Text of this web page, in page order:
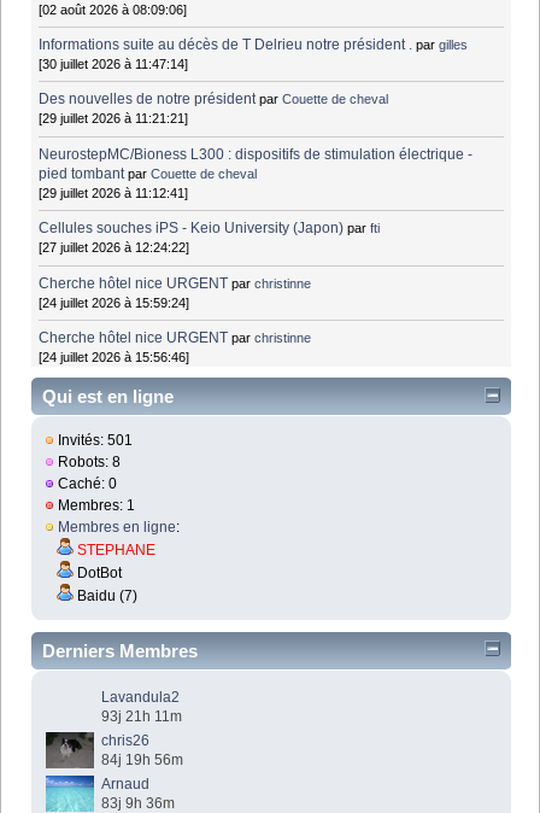
[02 août 2026 à 08:09:06]
Informations suite au décès de T Delrieu notre président . pargilles
[30 juillet 2026 à 11:47:14]
Des nouvelles de notre président parCouette de cheval
[29 juillet 2026 à 11:21:21]
NeurostepMC/Bioness L300 : dispositifs de stimulation électrique -
pied tombant parCouette de cheval
[29 juillet 2026 à 11:12:41]
Cellules souches iPS - Keio University (Japon) parfti
[27 juillet 2026 à 12:24:22]
Cherche hôtel nice URGENT parchristinne
[24 juillet 2026 à 15:59:24]
Cherche hôtel nice URGENT parchristinne
[24 juillet 2026 à 15:56:46]
Qui est en ligne
Invités: 501
Robots: 8
Caché: 0
Membres: 1
Membres en ligne:
STEPHANE
DotBot
Baidu (7)
Derniers Membres
Lavandula2
93j 21h 11m
chris26
84j 19h 56m
Arnaud
83j 9h 36m